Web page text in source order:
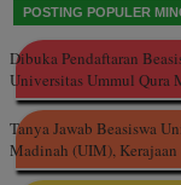
POSTING POPULER
Dibuka Pendaftaran
Universitas Ummul Qura
Tanya Jawab Beasiswa
Madinah (UIM),